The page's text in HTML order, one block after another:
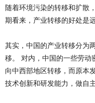
随着环境污染的转移和扩散
期看来，产业转移的好处是
其实，中国的产业转移分为
移。 对内，中国的一些劳
向中西部地区转移，而原本
技术创新和研发能力，做自